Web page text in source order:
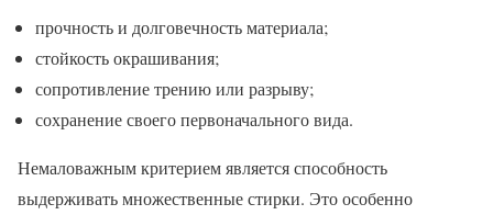
прочность и долговечность материала;
стойкость окрашивания;
сопротивление трению или разрыву;
сохранение своего первоначального вида.
Немаловажным критерием является способность
выдерживать множественные стирки. Это особенно